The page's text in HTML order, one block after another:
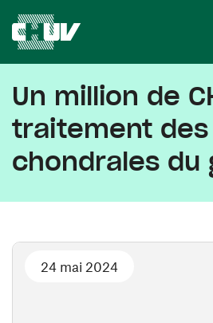
Un million de
traitement
chondrales du
24 mai 2024